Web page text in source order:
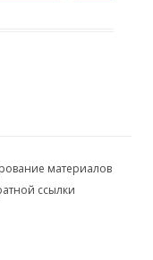
материалов
ссылки